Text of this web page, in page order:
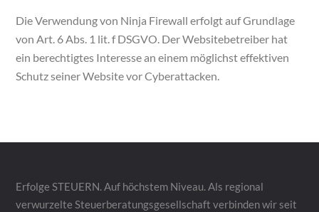
Die Verwendung von Ninja Firewall erfolgt auf Grundlage
von Art. 6 Abs. 1 lit. f DSGVO. Der Websitebetreiber hat
ein berechtigtes Interesse an einem möglichst effektiven
Schutz seiner Website vor Cyberattacken.
Erfolge STEUERN. Auf höchstem Niveau. Als regional
verwurzelte Steuerberatungsgesellschaft verbinden wir seit